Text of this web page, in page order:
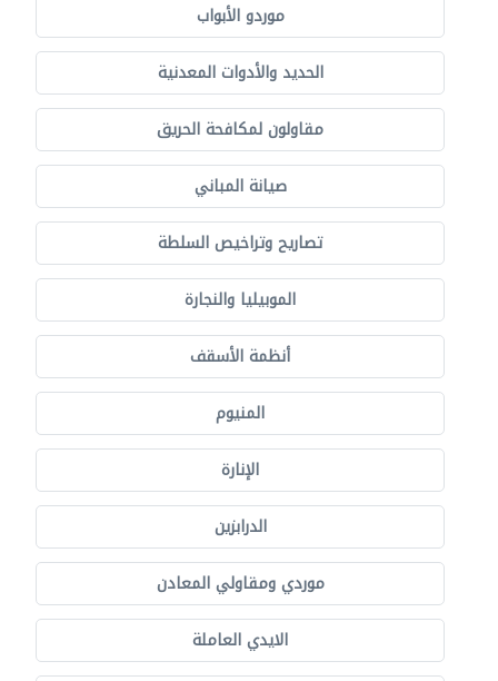
موردو الأبواب
الحديد والأدوات المعدنية
مقاولون لمكافحة الحريق
صيانة المباني
تصاريح وتراخيص السلطة
الموبيليا والنجارة
أنظمة الأسقف
المنيوم
الإنارة
الدرابزين
موردي ومقاولي المعادن
الايدي العاملة